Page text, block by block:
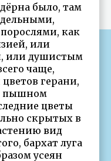
было, там
как
или
или душистым
чаще,
герани,
пышном
цветы
скрытых в
вид
бархат луга
усеян